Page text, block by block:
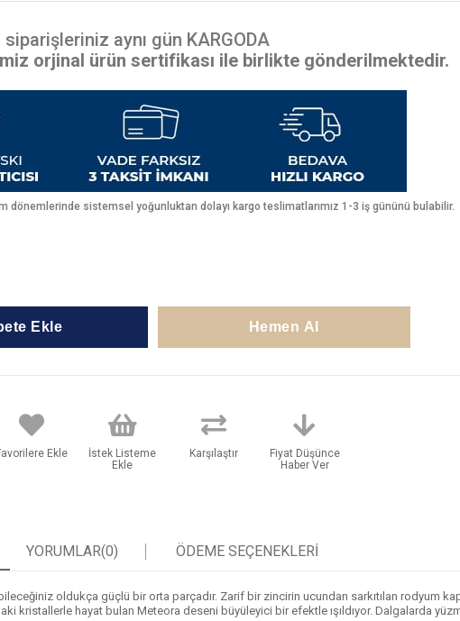
aynı gün KARGODA
orjinal ürün sertifikası ile birlikte gönderilmektedir.
dönemlerinde sistemsel yoğunluktan dolayı kargo teslimatlarımız 1-3 iş gününü bulabilir.
Ekle
İstek Listeme
Ekle
Karşılaştır
Fiyat Düşünce
Haber Ver
YORUMLAR(0) ÖDEME SEÇENEKLERI
oldukça güçlü bir orta parçadır. Zarif bir zincirin ucundan sarkıtılan rodyum
kristallerle hayat bulan Meteora deseni büyüleyici bir efektle ışıldıyor. Dalgalarda